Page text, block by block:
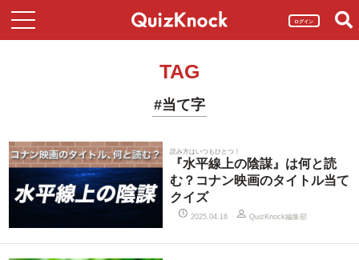
ログイン
TAG
#当て字
読み方はいつもひとつ！
『水平線上の陰謀』は何と読
む？コナン映画のタイトル当て
クイズ
2025.04.16 QuizKnock編集部